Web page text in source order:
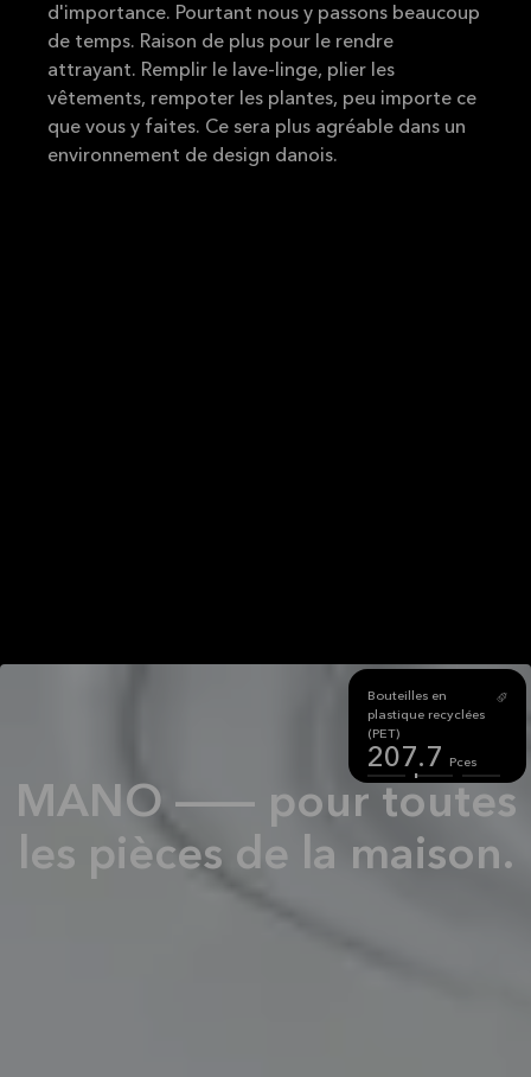
d'importance. Pourtant nous y passons beaucoup
de temps. Raison de plus pour le rendre
attrayant. Remplir le lave-linge, plier les
vêtements, rempoter les plantes, peu importe ce
que vous y faites. Ce sera plus agréable dans un
environnement de design danois.
MANO -- pour toutes
les pièces de la maison.
Bouteilles en
plastique recyclées
(PET)
207.7 Pces